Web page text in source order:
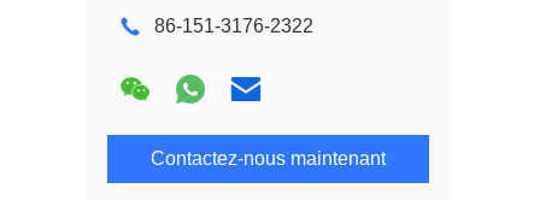
86-151-3176-2322
Contactez-nous maintenant